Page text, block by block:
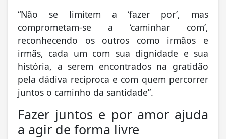
“Não se limitem a ‘fazer por’, mas
comprometam-se a ‘caminhar com’,
reconhecendo os outros como irmãos e
irmãs, cada um com sua dignidade e sua
história, a serem encontrados na gratidão
pela dádiva recíproca e com quem percorrer
juntos o caminho da santidade”.
Fazer juntos e por amor ajuda
a agir de forma livre